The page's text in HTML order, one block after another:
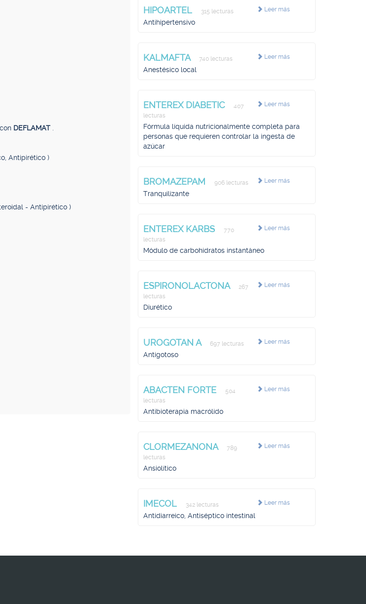
DEFLAMAT
Antipirético )
- Antipirético )
Leer más
HIPOARTEL 315 lecturas
Antihipertensivo
Leer más
KALMAFTA 740 lecturas
Anestésico local
Leer más
ENTEREX DIABETIC
407
lecturas
Fórmula líquida nutricionalmente completa para
personas que requieren controlar la ingesta de
azúcar
Leer más
BROMAZEPAM 906 lecturas
Tranquilizante
Leer más
ENTEREX KARBS
770
lecturas
Módulo de carbohidratos instantáneo
Leer más
ESPIRONOLACTONA
267
lecturas
Diurético
Leer más
UROGOTAN A 697 lecturas
Antigotoso
Leer más
ABACTEN FORTE
504
lecturas
Antibioterapia macrólido
Leer más
CLORMEZANONA
789
lecturas
Ansiolítico
Leer más
IMECOL 342 lecturas
Antidiarreico, Antiséptico intestinal